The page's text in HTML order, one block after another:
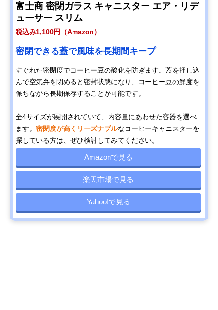
富士商 密閉ガラス キャニスター エア・リデ
ューサー スリム
税込み1,100円（Amazon）
密閉できる蓋で風味を長期間キープ
すぐれた密閉度でコーヒー豆の酸化を防ぎます。蓋を押し込
んで空気弁を閉めると密封状態になり、コーヒー豆の鮮度を
保ちながら長期保存することが可能です。
全4サイズが展開されていて、内容量にあわせた容器を選べ
ます。 密閉度が高くリーズナブルなコーヒーキャニスターを
探している方は、ぜひ検討してみてください。
Amazonで見る
楽天市場で見る
Yahoo!で見る